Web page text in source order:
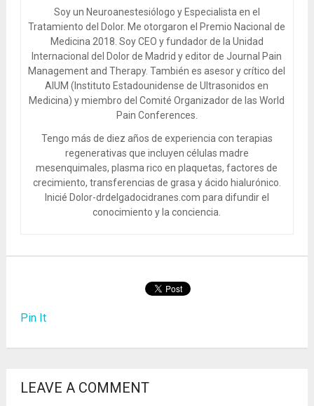
Soy un Neuroanestesiólogo y Especialista en el
Tratamiento del Dolor. Me otorgaron el Premio Nacional de
Medicina 2018. Soy CEO y fundador de la Unidad
Internacional del Dolor de Madrid y editor de Journal Pain
Management and Therapy. También es asesor y crítico del
AIUM (Instituto Estadounidense de Ultrasonidos en
Medicina) y miembro del Comité Organizador de las World
Pain Conferences.
Tengo más de diez años de experiencia con terapias
regenerativas que incluyen células madre
mesenquimales, plasma rico en plaquetas, factores de
crecimiento, transferencias de grasa y ácido hialurónico.
Inicié Dolor-drdelgadocidranes.com para difundir el
conocimiento y la conciencia.
Pin It
LEAVE A COMMENT